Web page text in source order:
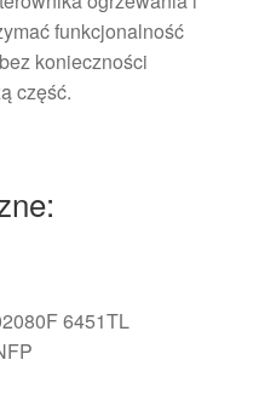
funkcjonalność
konieczności
część.
6451TL